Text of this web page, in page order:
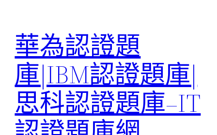
華為認證題
庫|IBM認證題庫|
思科認證題庫–IT